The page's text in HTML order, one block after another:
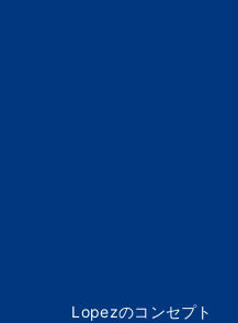
Lopezのコンセプト